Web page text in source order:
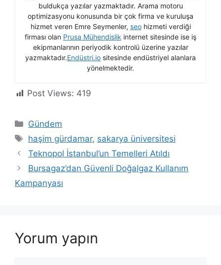
buldukça yazılar yazmaktadır. Arama motoru
optimizasyonu konusunda bir çok firma ve kuruluşa
hizmet veren Emre Seymenler, seohizmeti verdiği
firması olan Prusa Mühendislik internet sitesinde ise iş
ekipmanlarının periyodik kontrolü üzerine yazılar
yazmaktadır.Endüstri.io sitesinde endüstriyel alanlara
yönelmektedir.
Post Views: 419
Kategoriler
Gündem
Etiketler
haşim gürdamar, sakarya üniversitesi
Teknopol İstanbul’un Temelleri Atıldı
Bursagaz’dan Güvenli Doğalgaz Kullanım
Kampanyası
Yorum yapın